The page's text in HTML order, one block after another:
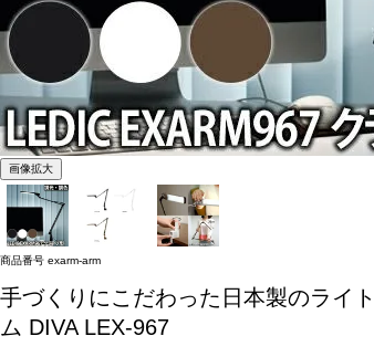
画像拡大
商品番号 exarm-arm
手づくりにこだわった日本製のライ
ム DIVA LEX-967